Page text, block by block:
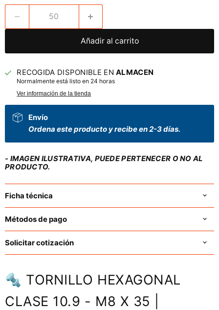
Añadir al carrito
RECOGIDA DISPONIBLE ENALMACEN
Normalmente está listo en 24 horas
Ver información de la tienda
Envío
Ordena este producto y recibe en 2-3 días.
- IMAGEN ILUSTRATIVA, PUEDE PERTENECER O NO AL
PRODUCTO.
Ficha técnica
Métodos de pago
Solicitar cotización
🔩 TORNILLO HEXAGONAL
CLASE 10.9 - M8 X 35 |